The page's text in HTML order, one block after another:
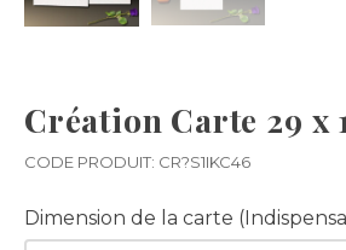
Création Carte 29 x
CODE PRODUIT: CR?S1IKC46
Dimension de la carte